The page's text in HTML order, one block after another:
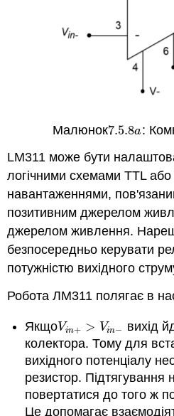
Малюнок7.5.8a
7.5.8a:
LM311 може бути
логічними схемами TTL
навантаженнями,
позитивним джерелом
джерелом живлення.
безпосередньо керувати
потужністю вихідного
Робота ЛМ311 полягає в
ЯкщоVin+ > Vin−
Vin+ >Vin−
вихід
колектора. Тому для
вихідного потенціалу
резистор. Підтягування
повертатися до того ж
Це допомагає